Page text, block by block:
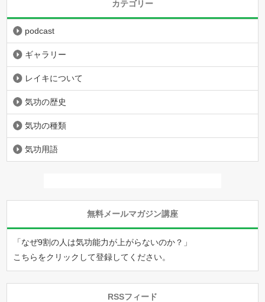
カテゴリー
podcast
ギャラリー
レイキについて
気功の歴史
気功の種類
気功用語
無料メールマガジン講座
「なぜ9割の人は気功能力が上がらないのか？」
こちらをクリックして登録してください。
RSSフィード